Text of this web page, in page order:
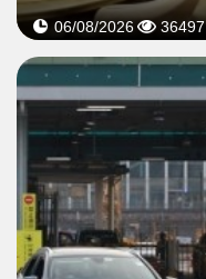
06/08/2026 36497